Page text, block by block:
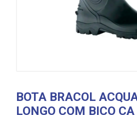
BOTA BRACOL
LONGO COM BICO